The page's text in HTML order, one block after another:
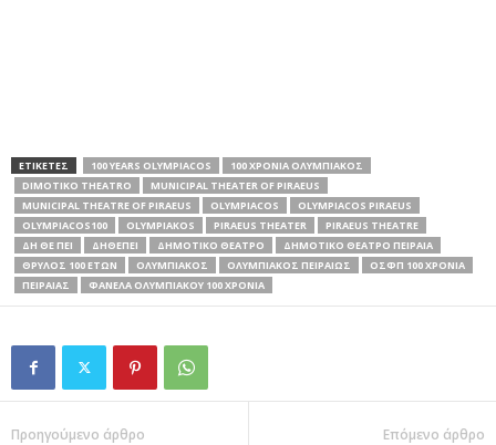
ΕΤΙΚΕΤΕΣ 100 YEARS OLYMPIACOS
100 ΧΡΟΝΙΑ ΟΛΥΜΠΙΑΚΟΣ
DIMOTIKO THEATRO
MUNICIPAL THEATER OF PIRAEUS
MUNICIPAL THEATRE OF PIRAEUS
OLYMPIACOS
OLYMPIACOS PIRAEUS
OLYMPIACOS100
OLYMPIAKOS PIRAEUS THEATER
PIRAEUS THEATRE
ΔΗ ΘΕ ΠΕΙ
ΔΗΘΕΠΕΙ ΔΗΜΟΤΙΚΟ ΘΕΑΤΡΟ
ΔΗΜΟΤΙΚΟ ΘΕΑΤΡΟ ΠΕΙΡΑΙΑ
ΘΡΥΛΟΣ 100 ΕΤΩΝ
ΟΛΥΜΠΙΑΚΟΣ ΟΛΥΜΠΙΑΚΟΣ ΠΕΙΡΑΙΩΣ
ΟΣΦΠ 100 ΧΡΟΝΙΑ
ΠΕΙΡΑΙΑΣ
ΦΑΝΕΛΑ ΟΛΥΜΠΙΑΚΟΥ 100 ΧΡΟΝΙΑ
Προηγούμενο άρθρο Επόμενο άρθρο